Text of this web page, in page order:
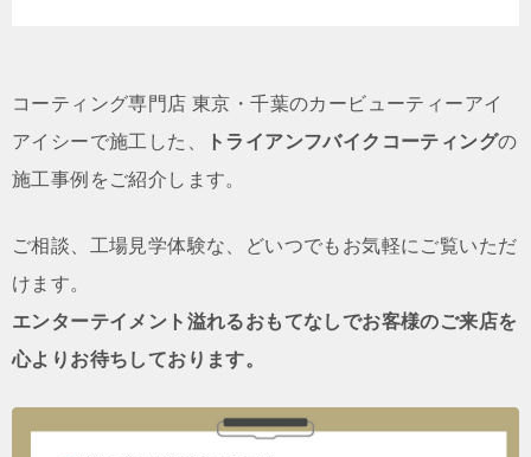
コーティング専門店 東京・千葉のカービューティーアイ
アイシーで施工した、
トライアンフバイクコーティングの
施工事例をご紹介します。
ご相談、工場見学体験な、どいつでもお気軽にご覧いただ
けます。
エンターテイメント溢れるおもてなしでお客様のご来店を
心よりお待ちしております。